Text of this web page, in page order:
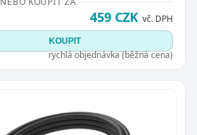
459 CZK vč. DPH
KOUPIT
rychlá objednávka (běžná cena)